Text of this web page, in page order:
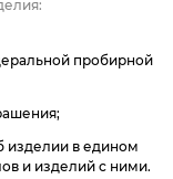
пробирной
в едином
и изделий с ними.